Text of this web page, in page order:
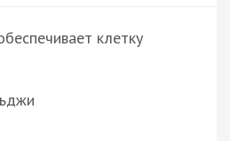
клетку